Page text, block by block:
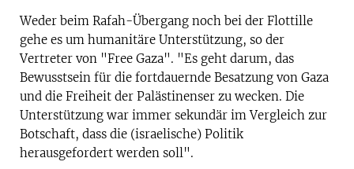
Weder beim Rafah-Übergang noch bei der Flottille
gehe es um humanitäre Unterstützung, so der
Vertreter von "Free Gaza". "Es geht darum, das
Bewusstsein für die fortdauernde Besatzung von Gaza
und die Freiheit der Palästinenser zu wecken. Die
Unterstützung war immer sekundär im Vergleich zur
Botschaft, dass die (israelische) Politik
herausgefordert werden soll".